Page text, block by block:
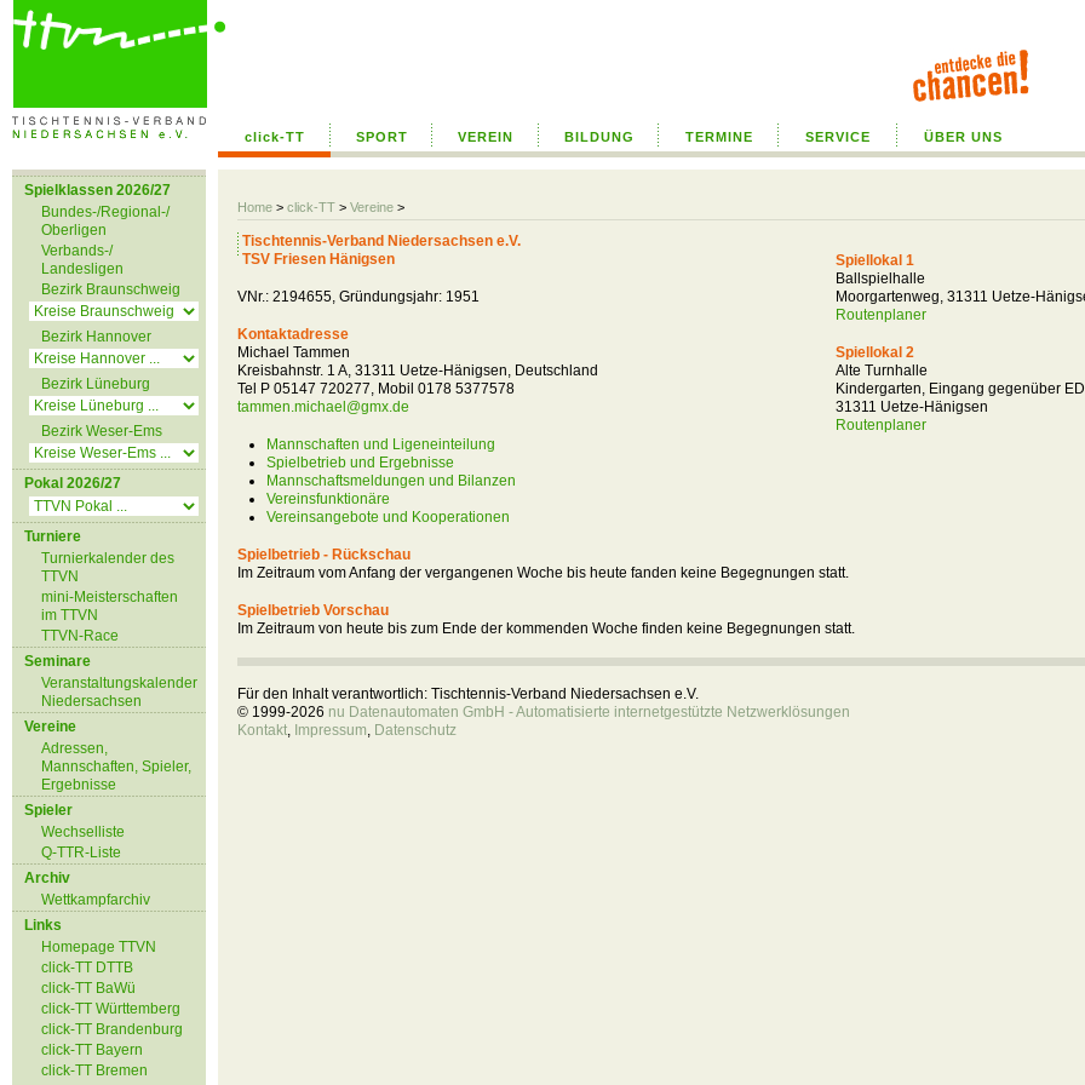
click-TT SPORT VEREIN BILDUNG TERMINE SERVICE ÜBER UNS
Home > click-TT > Vereine >
Spielklassen 2026/27
Bundes-/Regional-/
Oberligen
Verbands-/
Landesligen
Bezirk Braunschweig
Bezirk Hannover
Bezirk Lüneburg
Bezirk Weser-Ems
Pokal 2026/27
Turniere
Turnierkalender des
TTVN
mini-Meisterschaften
im TTVN
TTVN-Race
Seminare
Veranstaltungskalender
Niedersachsen
Vereine
Adressen,
Mannschaften, Spieler,
Ergebnisse
Spieler
Wechselliste
Q-TTR-Liste
Archiv
Wettkampfarchiv
Links
Homepage TTVN
click-TT DTTB
click-TT BaWü
click-TT Württemberg
click-TT Brandenburg
click-TT Bayern
click-TT Bremen
Tischtennis-Verband Niedersachsen e.V.
TSV Friesen Hänigsen
VNr.: 2194655, Gründungsjahr: 1951
Kontaktadresse
Michael Tammen
Kreisbahnstr. 1 A, 31311 Uetze-Hänigsen, Deutschland
Tel P 05147 720277, Mobil 0178 5377578
tammen.michael@gmx.de
Mannschaften und Ligeneinteilung
Spielbetrieb und Ergebnisse
Mannschaftsmeldungen und Bilanzen
Vereinsfunktionäre
Vereinsangebote und Kooperationen
Spiellokal 1
Ballspielhalle
Moorgartenweg, 31311 Uetze-
Routenplaner
Spiellokal 2
Alte Turnhalle
Kindergarten, Eingang gegenüber
31311 Uetze-Hänigsen
Routenplaner
Spielbetrieb - Rückschau
Im Zeitraum vom Anfang der vergangenen Woche bis heute fanden keine Begegnungen statt.
Spielbetrieb Vorschau
Im Zeitraum von heute bis zum Ende der kommenden Woche finden keine Begegnungen statt.
Für den Inhalt verantwortlich: Tischtennis-Verband Niedersachsen e.V.
© 1999-2026 nu Datenautomaten GmbH - Automatisierte internetgestützte Netzwerklösungen
Kontakt, Impressum, Datenschutz